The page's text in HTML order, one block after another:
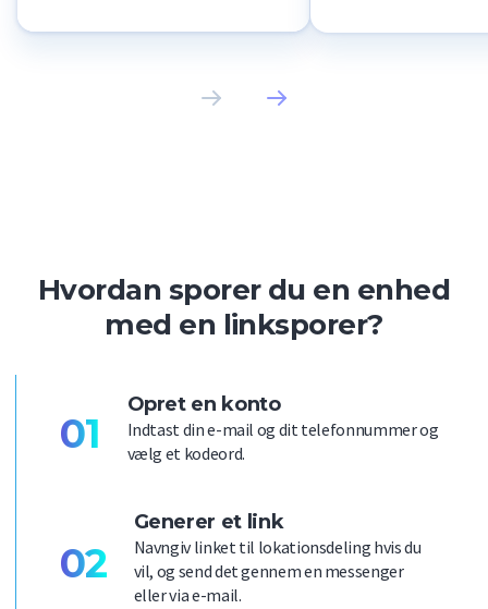
Hvordan sporer du en enhed
med en linksporer?
01
Opret en konto
Indtast din e-mail og dit telefonnummer og
vælg et kodeord.
02
Generer et link
Navngiv linket til lokationsdeling hvis du
vil, og send det gennem en messenger
eller via e-mail.